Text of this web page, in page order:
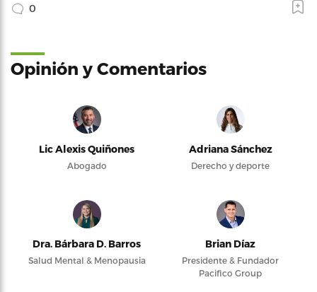
0
Opinión y Comentarios
Lic Alexis Quiñones
Abogado
Adriana Sánchez
Derecho y deporte
Dra. Bárbara D. Barros
Salud Mental & Menopausia
Brian Díaz
Presidente & Fundador
Pacifico Group